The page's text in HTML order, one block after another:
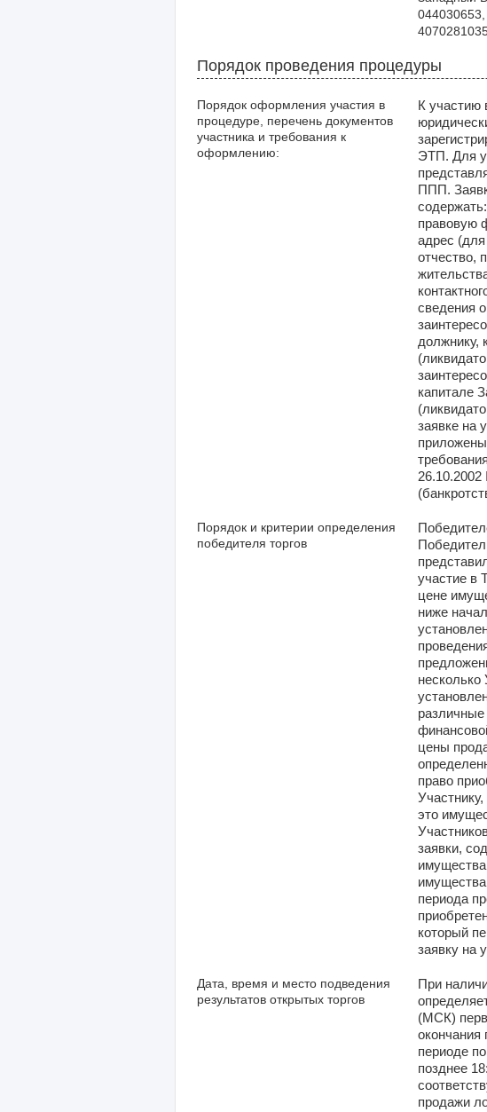
Порядок проведения процедуры
Порядок оформления участия в
процедуре, перечень документов
участника и требования к
оформлению:
К участию
ЭТП. Для
ППП.
правовую
адрес
отчество,
сведения
должнику,
капитале
заявке на
приложены
Порядок и критерии определения
победителя торгов
участие в
цене
ниже
несколько
цены
право
это
заявки,
периода
который
заявку на
Дата, время и место подведения
результатов открытых торгов
При
(МСК)
окончания
периоде
позднее
продажи